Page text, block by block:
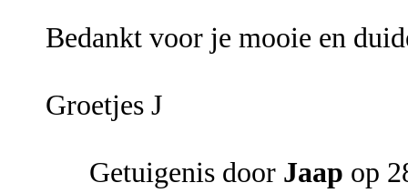
Bedankt voor je mooie en
Groetjes J
Getuigenis door Jaap op